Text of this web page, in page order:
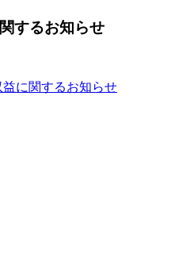
するお知らせ
に関するお知らせ